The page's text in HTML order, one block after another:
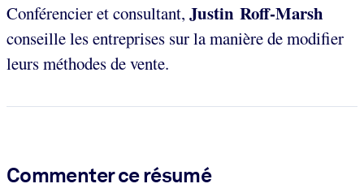
Conférencier et consultant, Justin Roff-Marsh
conseille les entreprises sur la manière de modifier
leurs méthodes de vente.
Commenter ce résumé